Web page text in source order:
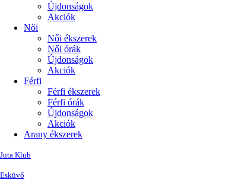
Újdonságok
Akciók
Női
Női ékszerek
Női órák
Újdonságok
Akciók
Férfi
Férfi ékszerek
Férfi órák
Újdonságok
Akciók
Arany ékszerek
Juta Klub
Esküvő